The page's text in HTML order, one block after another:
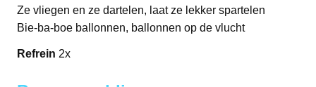
Ze vliegen en ze dartelen, laat ze lekker spartelen
Bie-ba-boe ballonnen, ballonnen op de vlucht
Refrein 2x